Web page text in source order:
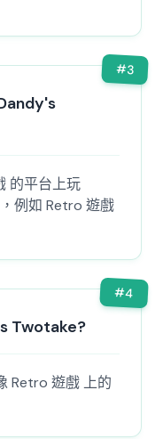
#3
的平台上玩
例如 Retro 遊戲
#4
Twotake?
Retro 遊戲 上的